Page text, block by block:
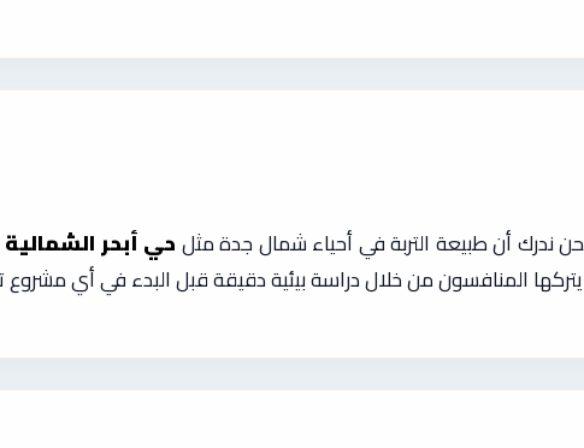
ندرك أن طبيعة التربة في أحياء شمال جدة مثلحي أبحر الشمالية
المنافسون من خلال دراسة بيئية دقيقة قبل البدء في أي مشروع